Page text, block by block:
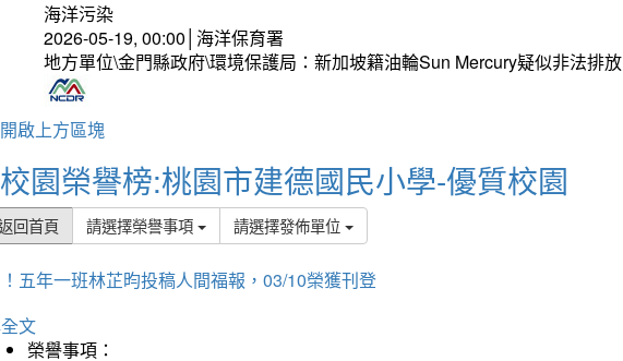
海洋污染
2026-05-19, 00:00│海洋保育署
地方單位\金門縣政府\環境保護局：新加坡籍油輪Sun Mercury疑似非法排放
開啟上方區塊
校園榮譽榜:桃園市建德國民小學-優質校園
回首頁 請選擇榮譽事項 請選擇發佈單位
五年一班林芷昀投稿人間福報，03/10榮獲刊登
文
榮譽事項：